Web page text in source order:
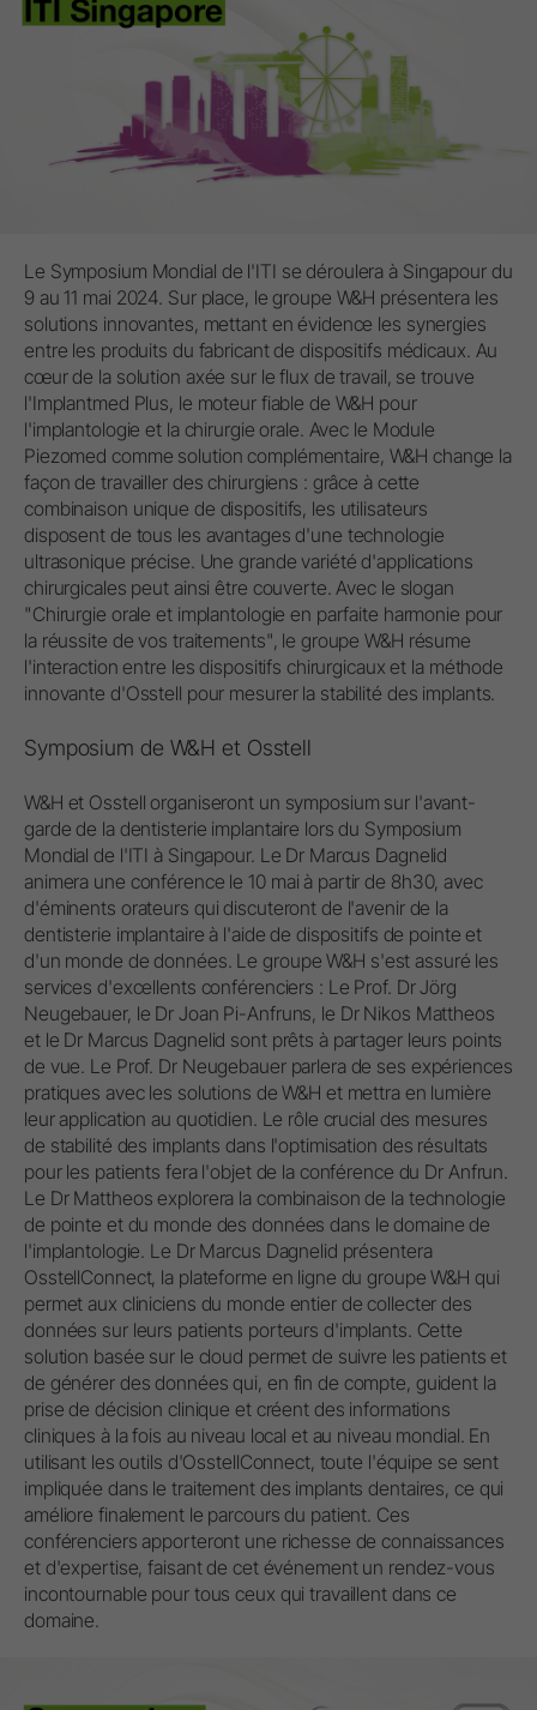
Le Symposium Mondial de l'ITI se déroulera à Singapour du
9 au 11 mai 2024. Sur place, le groupe W&H présentera les
solutions innovantes, mettant en évidence les synergies
entre les produits du fabricant de dispositifs médicaux. Au
cœur de la solution axée sur le flux de travail, se trouve
l'Implantmed Plus, le moteur fiable de W&H pour
l'implantologie et la chirurgie orale. Avec le Module
Piezomed comme solution complémentaire, W&H change la
façon de travailler des chirurgiens : grâce à cette
combinaison unique de dispositifs, les utilisateurs
disposent de tous les avantages d'une technologie
ultrasonique précise. Une grande variété d'applications
chirurgicales peut ainsi être couverte. Avec le slogan
"Chirurgie orale et implantologie en parfaite harmonie pour
la réussite de vos traitements", le groupe W&H résume
l'interaction entre les dispositifs chirurgicaux et la méthode
innovante d'Osstell pour mesurer la stabilité des implants.
Symposium de W&H et Osstell
W&H et Osstell organiseront un symposium sur l'avant-
garde de la dentisterie implantaire lors du Symposium
Mondial de l'ITI à Singapour. Le Dr Marcus Dagnelid
animera une conférence le 10 mai à partir de 8h30, avec
d'éminents orateurs qui discuteront de l'avenir de la
dentisterie implantaire à l'aide de dispositifs de pointe et
d'un monde de données. Le groupe W&H s'est assuré les
services d'excellents conférenciers : Le Prof. Dr Jörg
Neugebauer, le Dr Joan Pi-Anfruns, le Dr Nikos Mattheos
et le Dr Marcus Dagnelid sont prêts à partager leurs points
de vue. Le Prof. Dr Neugebauer parlera de ses expériences
pratiques avec les solutions de W&H et mettra en lumière
leur application au quotidien. Le rôle crucial des mesures
de stabilité des implants dans l'optimisation des résultats
pour les patients fera l'objet de la conférence du Dr Anfrun.
Le Dr Mattheos explorera la combinaison de la technologie
de pointe et du monde des données dans le domaine de
l'implantologie. Le Dr Marcus Dagnelid présentera
OsstellConnect, la plateforme en ligne du groupe W&H qui
permet aux cliniciens du monde entier de collecter des
données sur leurs patients porteurs d'implants. Cette
solution basée sur le cloud permet de suivre les patients et
de générer des données qui, en fin de compte, guident la
prise de décision clinique et créent des informations
cliniques à la fois au niveau local et au niveau mondial. En
utilisant les outils d'OsstellConnect, toute l'équipe se sent
impliquée dans le traitement des implants dentaires, ce qui
améliore finalement le parcours du patient. Ces
conférenciers apporteront une richesse de connaissances
et d'expertise, faisant de cet événement un rendez-vous
incontournable pour tous ceux qui travaillent dans ce
domaine.